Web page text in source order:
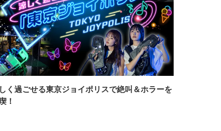
く過ごせる東京ジョイポリスで絶叫＆ホラーを
！